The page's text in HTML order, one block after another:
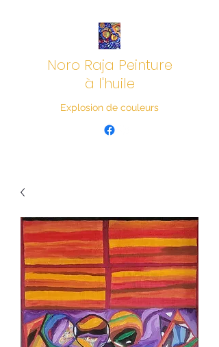
Noro Raja Peinture
à l'huile
Explosion de couleurs